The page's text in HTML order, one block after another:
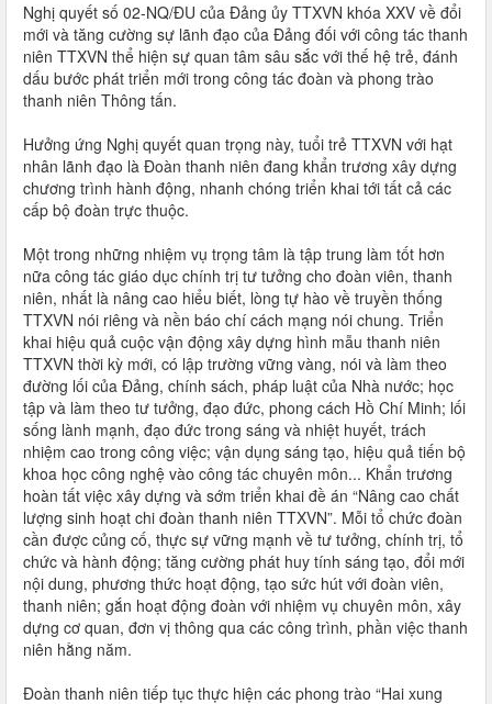
Nghị quyết số 02-NQ/ĐU của Đảng ủy TTXVN khóa XXV về đổi
mới và tăng cường sự lãnh đạo của Đảng đối với công tác thanh
niên TTXVN thể hiện sự quan tâm sâu sắc với thế hệ trẻ, đánh
dấu bước phát triển mới trong công tác đoàn và phong trào
thanh niên Thông tấn.
Hưởng ứng Nghị quyết quan trọng này, tuổi trẻ TTXVN với hạt
nhân lãnh đạo là Đoàn thanh niên đang khẩn trương xây dựng
chương trình hành động, nhanh chóng triển khai tới tất cả các
cấp bộ đoàn trực thuộc.
Một trong những nhiệm vụ trọng tâm là tập trung làm tốt hơn
nữa công tác giáo dục chính trị tư tưởng cho đoàn viên, thanh
niên, nhất là nâng cao hiểu biết, lòng tự hào về truyền thống
TTXVN nói riêng và nền báo chí cách mạng nói chung. Triển
khai hiệu quả cuộc vận động xây dựng hình mẫu thanh niên
TTXVN thời kỳ mới, có lập trường vững vàng, nói và làm theo
đường lối của Đảng, chính sách, pháp luật của Nhà nước; học
tập và làm theo tư tưởng, đạo đức, phong cách Hồ Chí Minh; lối
sống lành mạnh, đạo đức trong sáng và nhiệt huyết, trách
nhiệm cao trong công việc; vận dụng sáng tạo, hiệu quả tiến bộ
khoa học công nghệ vào công tác chuyên môn... Khẩn trương
hoàn tất việc xây dựng và sớm triển khai đề án “Nâng cao chất
lượng sinh hoạt chi đoàn thanh niên TTXVN”. Mỗi tổ chức đoàn
cần được củng cố, thực sự vững mạnh về tư tưởng, chính trị, tổ
chức và hành động; tăng cường phát huy tính sáng tạo, đổi mới
nội dung, phương thức hoạt động, tạo sức hút với đoàn viên,
thanh niên; gắn hoạt động đoàn với nhiệm vụ chuyên môn, xây
dựng cơ quan, đơn vị thông qua các công trình, phần việc thanh
niên hằng năm.
Đoàn thanh niên tiếp tục thực hiện các phong trào “Hai xung